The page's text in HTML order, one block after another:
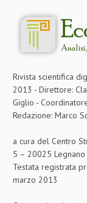
DIRITTO DEL
DIRITTO DEL
SICUREZZA
DIRITTO
FISCALITÀ
Rivista scientifica
2013 - Direttore:
Giglio -
Redazione: Marco
a cura del Centro
5 – 20025
Testata registrata
marzo 2013